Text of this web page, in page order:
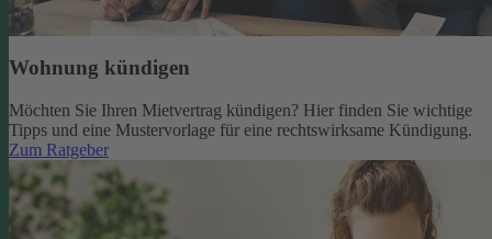
Wohnung kündigen
Möchten Sie Ihren Mietvertrag kündigen? Hier finden Sie wichtige
Tipps und eine Mustervorlage für eine rechtswirksame Kündigung.
Zum Ratgeber